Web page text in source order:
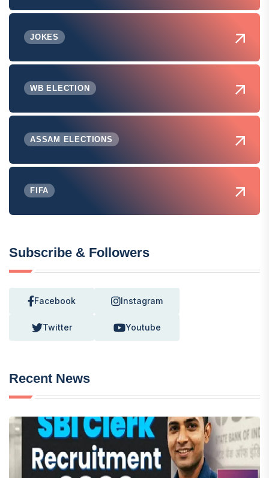
JOKES
WB ELECTION
ASSAM ELECTIONS
FIFA
Subscribe & Followers
Facebook Instagram
Twitter Youtube
Recent News